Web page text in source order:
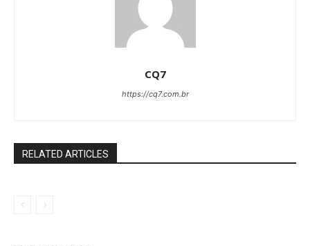
CQ7
https://cq7.com.br
RELATED ARTICLES